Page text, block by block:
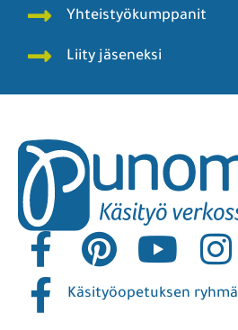
Yhteistyökumppanit
Liity jäseneksi
Käsityöopetuksen ryhmä